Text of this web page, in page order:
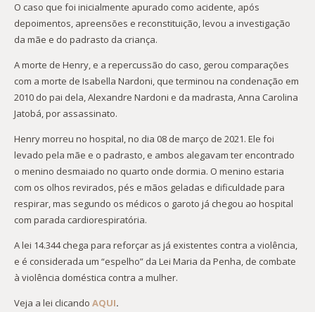
O caso que foi inicialmente apurado como acidente, após
depoimentos, apreensões e reconstituição, levou a investigação
da mãe e do padrasto da criança.
A morte de Henry, e a repercussão do caso, gerou comparações
com a morte de Isabella Nardoni, que terminou na condenação em
2010 do pai dela, Alexandre Nardoni e da madrasta, Anna Carolina
Jatobá, por assassinato.
Henry morreu no hospital, no dia 08 de março de 2021. Ele foi
levado pela mãe e o padrasto, e ambos alegavam ter encontrado
o menino desmaiado no quarto onde dormia. O menino estaria
com os olhos revirados, pés e mãos geladas e dificuldade para
respirar, mas segundo os médicos o garoto já chegou ao hospital
com parada cardiorespiratória.
A lei 14.344 chega para reforçar as já existentes contra a violência,
e é considerada um “espelho” da Lei Maria da Penha, de combate
à violência doméstica contra a mulher.
Veja a lei clicando AQUI.